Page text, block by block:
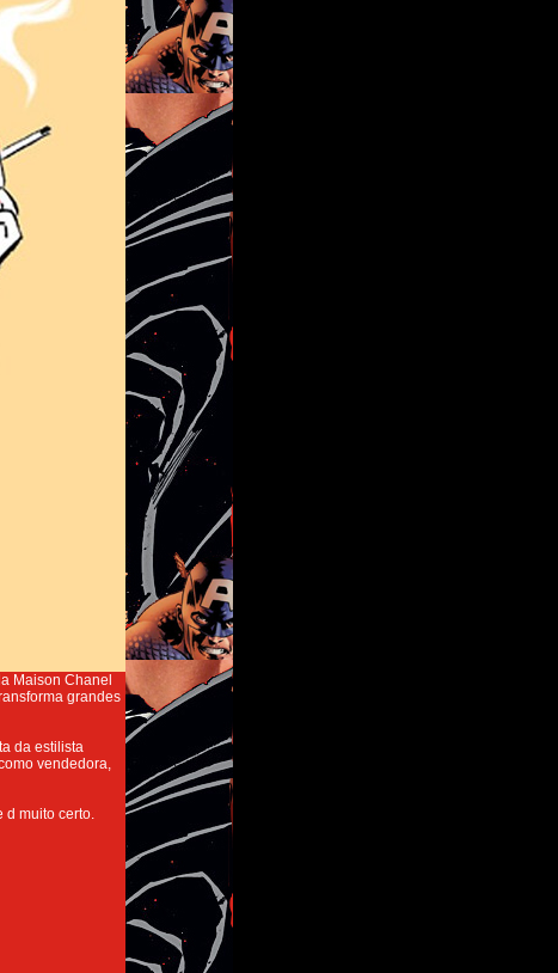
Maison Chanel
grandes
da estilista
vendedora,
d muito certo.